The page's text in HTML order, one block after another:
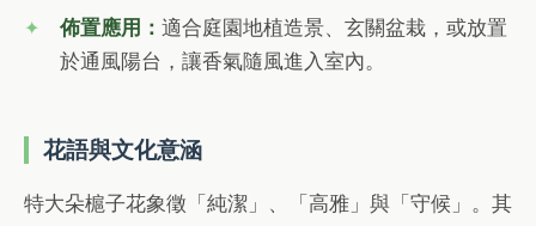
佈置應用：適合庭園地植造景、玄關盆栽，或放置
於通風陽台，讓香氣隨風進入室內。
花語與文化意涵
特大朵槴子花象徵「純潔」、「高雅」與「守候」。其